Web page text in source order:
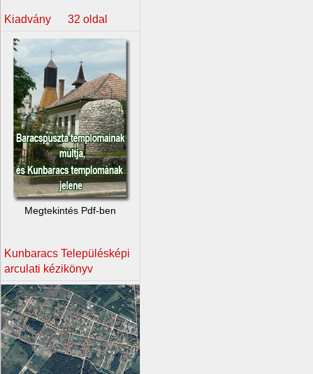
Kiadvány 32 oldal
Megtekintés Pdf-ben
Kunbaracs Településképi
arculati kézikönyv